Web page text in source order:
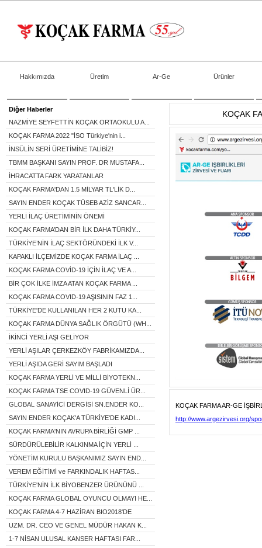
Hakkımızda Üretim Ar-Ge Ürünler
Diğer Haberler
NAZMİYE SEYFETTİN KOÇAK ORTAOKULU A...
KOÇAK FARMA 2022 "İSO Türkiye'nin i...
İNSÜLİN SERİ ÜRETİMİNE TALİBİZ!
TBMM BAŞKANI SAYIN PROF. DR MUSTAFA...
İHRACATTA FARK YARATANLAR
KOÇAK FARMA'DAN 1.5 MİLYAR TL'LİK D...
SAYIN ENDER KOÇAK TÜSEB AZİZ SANCAR...
YERLİ İLAÇ ÜRETİMİNİN ÖNEMİ
KOÇAK FARMA’DAN BİR İLK DAHA TÜRKİY...
TÜRKİYE’NİN İLAÇ SEKTÖRÜNDEKİ İLK V...
KAPAKLI İLÇEMİZDE KOÇAK FARMA İLAÇ ...
KOÇAK FARMA COVİD-19 İÇİN İLAÇ VE A...
BİR ÇOK İLKE İMZA ATAN KOÇAK FARMA ...
KOÇAK FARMA COVID-19 AŞISININ FAZ 1...
TÜRKİYE'DE KULLANILAN HER 2 KUTU KA...
KOÇAK FARMA DÜNYA SAĞLIK ÖRGÜTÜ (WH...
İKİNCİ YERLİ AŞI GELİYOR
YERLİ AŞILAR ÇERKEZKÖY FABRİKAMIZDA...
YERLİ AŞIDA GERİ SAYIM BAŞLADI
KOÇAK FARMA YERLİ VE MİLLİ BİYOTEKN...
KOÇAK FARMA TSE COVID-19 GÜVENLİ ÜR...
GLOBAL SANAYİCİ DERGİSİ SN.ENDER KO...
SAYIN ENDER KOÇAK'A TÜRKİYE'DE KADI...
KOÇAK FARMA'NIN AVRUPA BİRLİĞİ GMP ...
SÜRDÜRÜLEBİLİR KALKINMA İÇİN YERLİ ...
YÖNETİM KURULU BAŞKANIMIZ SAYIN END...
VEREM EĞİTİMİ ve FARKINDALIK HAFTAS...
TÜRKİYE'NİN İLK BİYOBENZER ÜRÜNÜNÜ ...
KOÇAK FARMA GLOBAL OYUNCU OLMAYI HE...
KOÇAK FARMA 4-7 HAZİRAN BIO2018'DE
UZM. DR. CEO VE GENEL MÜDÜR HAKAN K...
1-7 NİSAN ULUSAL KANSER HAFTASI FAR...
KOÇAK
KOÇAK FARMA AR-GE
http://www.argezirvesi.org/